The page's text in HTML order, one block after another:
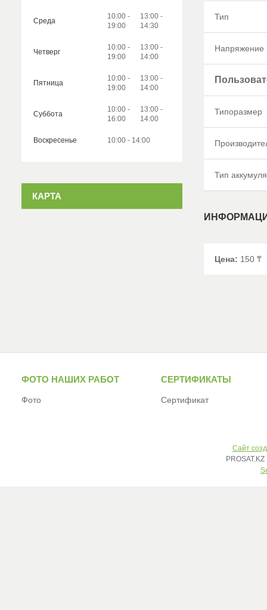
Тип
Напряжение
Типоразмер
Тип
Цена: 150 ₸
Среда
10:00
19:00
13:00
14:30
Четверг
10:00
19:00
13:00
14:00
Пятница
10:00
19:00
13:00
14:00
Суббота
10:00
16:00
13:00
14:00
Воскресенье 10:00 14:00
КАРТА
ФОТО НАШИХ РАБОТ
Фото
СЕРТИФИКАТЫ
Сертификат
Сайт